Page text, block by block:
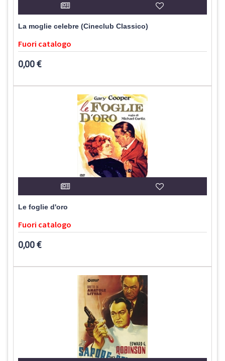
La moglie celebre (Cineclub Classico)
Fuori catalogo
0,00 €
Le foglie d'oro
Fuori catalogo
0,00 €